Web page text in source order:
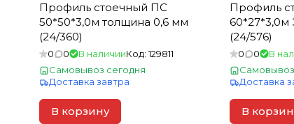
Профиль стоечный ПС
50*50*3,0м толщина 0,6 мм
(24/360)
0 0 В наличииКод:129811
Самовывоз сегодня
Доставка завтра
В корзину
Профиль
(24/576)
0 0 В
Доставка
В